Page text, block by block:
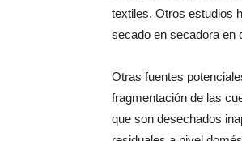
textiles. Otros estudios
secado en secadora en
Otras fuentes
fragmentación de las
que son desechados